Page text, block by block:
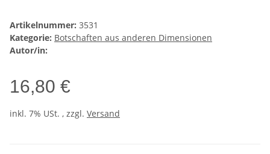
Artikelnummer: 3531
Kategorie: Botschaften aus anderen Dimensionen
Autor/in:
16,80 €
inkl. 7% USt. , zzgl. Versand